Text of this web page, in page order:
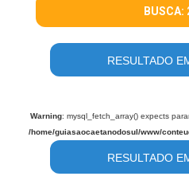
BUSCA:
RESULTADO
Warning: mysql_fetch_array() expects
/home/guiasaocaetanodosul/www/
RESULTADO